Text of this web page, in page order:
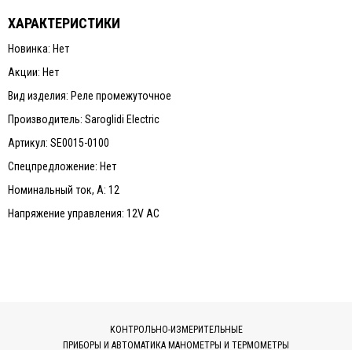
ХАРАКТЕРИСТИКИ
Новинка: Нет
Акции: Нет
Вид изделия: Реле промежуточное
Производитель: Saroglidi Electric
Артикул: SE0015-0100
Спецпредложение: Нет
Номинальный ток, А: 12
Напряжение управления: 12V АC
КОНТРОЛЬНО-ИЗМЕРИТЕЛЬНЫЕ
ПРИБОРЫ И АВТОМАТИКА МАНОМЕТРЫ И ТЕРМОМЕТРЫ